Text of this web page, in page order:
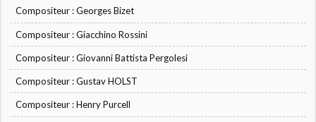
Compositeur : Georges Bizet
Compositeur : Giacchino Rossini
Compositeur : Giovanni Battista Pergolesi
Compositeur : Gustav HOLST
Compositeur : Henry Purcell